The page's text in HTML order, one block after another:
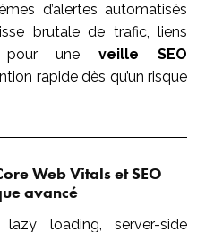
d’alertes automatisés
brutale de trafic, liens
pour uneveille SEO
rapide dès qu’un risque
Web Vitals et SEO
avancé
lazy loading, server-side